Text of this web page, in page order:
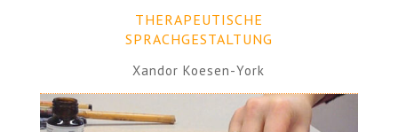
THERAPEUTISCHE
SPRACHGESTALTUNG
Xandor Koesen-York